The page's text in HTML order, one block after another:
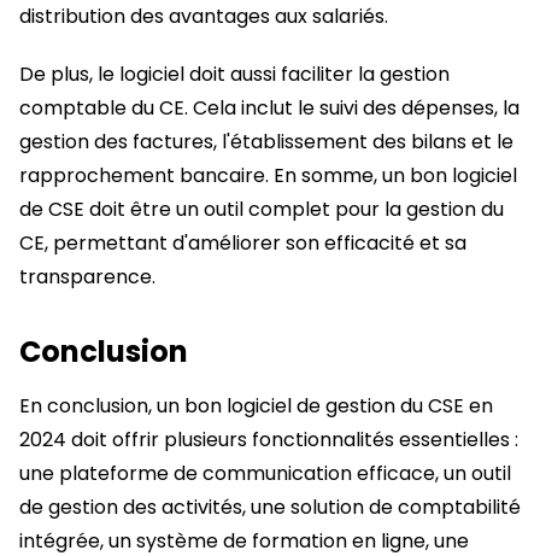
distribution des avantages aux salariés.
De plus, le logiciel doit aussi faciliter la gestion
comptable du CE. Cela inclut le suivi des dépenses, la
gestion des factures, l'établissement des bilans et le
rapprochement bancaire. En somme, un bon logiciel
de CSE doit être un outil complet pour la gestion du
CE, permettant d'améliorer son efficacité et sa
transparence.
Conclusion
En conclusion, un bon logiciel de gestion du CSE en
2024 doit offrir plusieurs fonctionnalités essentielles :
une plateforme de communication efficace, un outil
de gestion des activités, une solution de comptabilité
intégrée, un système de formation en ligne, une